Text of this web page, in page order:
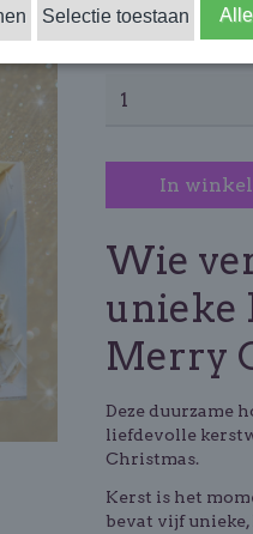
✓Op voorraad
In
Wie
unieke
Merry
Deze duurzame
liefdevolle
Christmas.
Kerst is het
bevat vijf unieke,
Selectie toestaan